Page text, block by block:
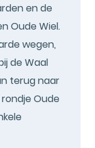
en de
Oude Wiel.
wegen,
de Waal
terug naar
Oude